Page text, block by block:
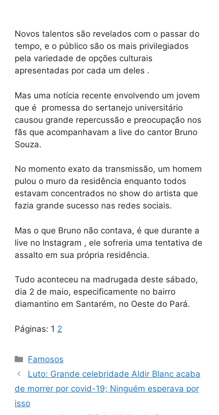
Novos talentos são revelados com o passar do
tempo, e o público são os mais privilegiados
pela variedade de opções culturais
apresentadas por cada um deles .
Mas uma notícia recente envolvendo um jovem
que é promessa do sertanejo universitário
causou grande repercussão e preocupação nos
fãs que acompanhavam a live do cantor Bruno
Souza.
No momento exato da transmissão, um homem
pulou o muro da residência enquanto todos
estavam concentrados no show do artista que
fazia grande sucesso nas redes sociais.
Mas o que Bruno não contava, é que durante a
live no Instagram , ele sofreria uma tentativa de
assalto em sua própria residência.
Tudo aconteceu na madrugada deste sábado,
dia 2 de maio, especificamente no bairro
diamantino em Santarém, no Oeste do Pará.
Páginas: 1 2
Categorias
Famosos
Luto: Grande celebridade Aldir Blanc acaba
de morrer por covid-19; Ninguém esperava por
isso